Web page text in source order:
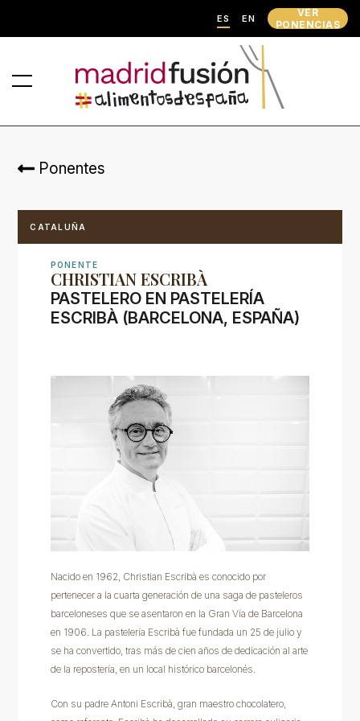
ES EN
VER
PONENCIAS
Ponentes
CATALUÑA
PONENTE
CHRISTIAN ESCRIBÀ
PASTELERO EN PASTELERÍA
ESCRIBÀ (BARCELONA, ESPAÑA)
Nacido en 1962, Christian Escribà es conocido por
pertenecer a la cuarta generación de una saga de pasteleros
barceloneses que se asentaron en la Gran Vía de Barcelona
en 1906. La pastelería Escribà fue fundada un 25 de julio y
se ha convertido, tras más de cien años de dedicación al arte
de la repostería, en un local histórico barcelonés.
Con su padre Antoni Escribà, gran maestro chocolatero,